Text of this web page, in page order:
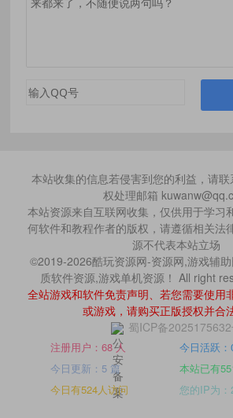
本站收集的信息若侵害到您的利益，请
权处理邮箱
本站资源来自互联网收集，仅供用于学习
何软件和教程作者的版权，请遵循相关法
源不代表本站立场
©2019-2026酷玩资源网-资源网,游戏辅
质软件资源,游戏单机资源！ All right
全站游戏和软件免责声明、若您需要使用
或游戏，请购买正版授权并合
蜀ICP备
注册用户：68 人
今日活跃：
今日更新：5 篇
本站已有
今日有524人访问
您的IP为